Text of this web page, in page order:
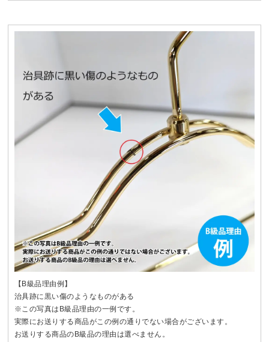
【B級品理由例】
治具跡に黒い傷のようなものがある
※この写真はB級品理由の一例です。
実際にお送りする商品がこの例の通りでない場合がございます。
お送りする商品のB級品の理由は選べません。